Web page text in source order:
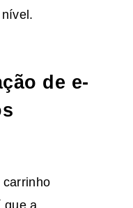
de e-
carrinho